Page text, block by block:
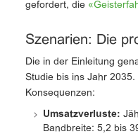
gefordert, die
Szenarien: Die
Die in der Einleitung
Studie bis ins Jahr
Konsequenzen:
Umsatzverluste:
Bandbreite: 5,2 bis